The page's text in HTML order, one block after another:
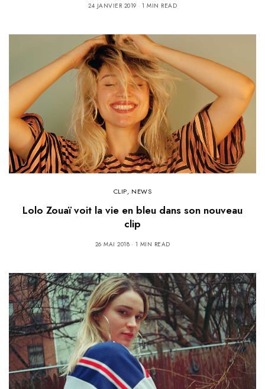
24 JANVIER 2019 1 MIN READ
CLIP, NEWS
Lolo Zouaï voit la vie en bleu dans son nouveau
clip
26 MAI 2018 1 MIN READ